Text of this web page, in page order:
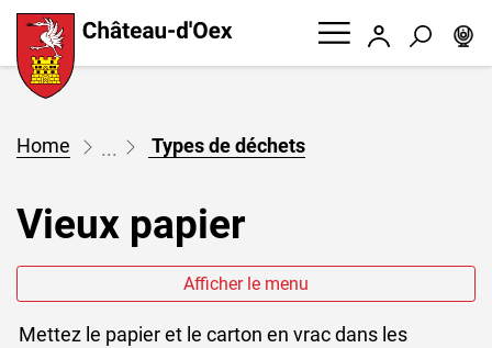
Page d'accueil
Accèder à la navigation
Accèder au contenu
Accèder à l'outil de recherche
Accèder à la table des matières
Chateau d'Oex Connexion
Types de déchets(sélectionné)
Vieux papier
Afficher le menu
Mettez le papier et le carton en vrac dans les